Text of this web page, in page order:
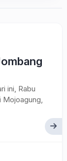
ini, Rabu
Mojoagung,